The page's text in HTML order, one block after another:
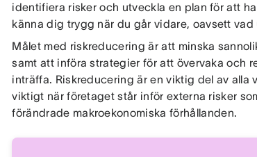
identifiera risker och utveckla en plan för att
känna dig trygg när du går vidare, oavsett vad
Målet med riskreducering är att minska
samt att införa strategier för att övervaka och
inträffa. Riskreducering är en viktig del av alla
viktigt när företaget står inför externa risker
förändrade makroekonomiska förhållanden.